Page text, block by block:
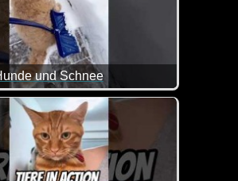
und Schnee
wieder ein paar witzige Szenen mit